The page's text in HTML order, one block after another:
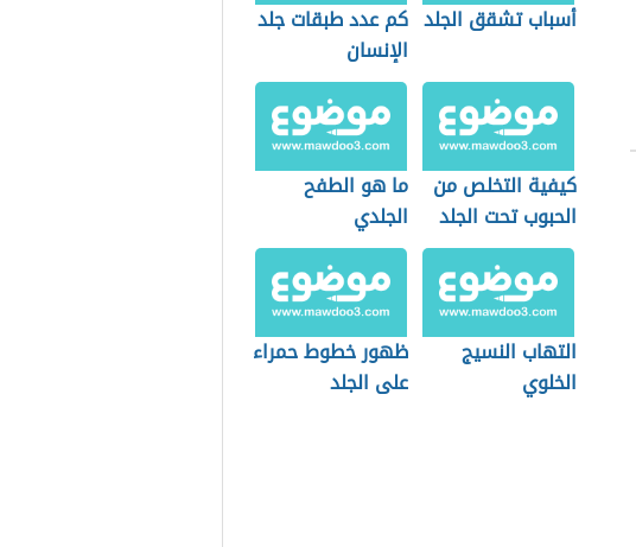
أسباب تشقق الجلد كم عدد طبقات جلد
الإنسان
كيفية التخلص من
الحبوب تحت الجلد
ما هو الطفح
الجلدي
التهاب النسيج
الخلوي
ظهور خطوط حمراء
على الجلد